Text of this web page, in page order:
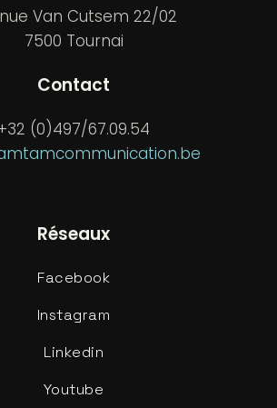
Van Cutsem 22/02
7500 Tournai
Contact
(0)497/67.09.54
Réseaux
Facebook
Instagram
Linkedin
Youtube